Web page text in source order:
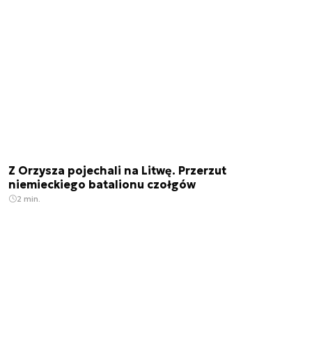
Z Orzysza pojechali na Litwę. Przerzut
niemieckiego batalionu czołgów
2 min.